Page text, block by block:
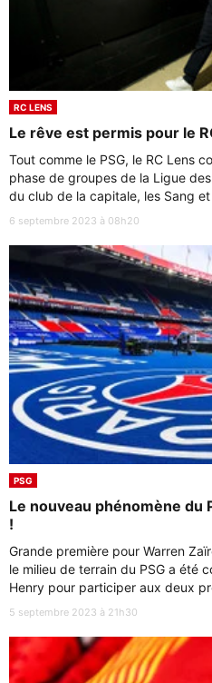
RC LENS
Le rêve est permis pour le
Tout comme le PSG, le RC Lens
phase de groupes de la Ligue
du club de la capitale, les Sang
6 septembre 2023 à 08h20
PSG
Le nouveau phénomène du
!
Grande première pour Warren
le milieu de terrain du PSG a été
Henry pour participer aux deux
5 septembre 2023 à 21h30